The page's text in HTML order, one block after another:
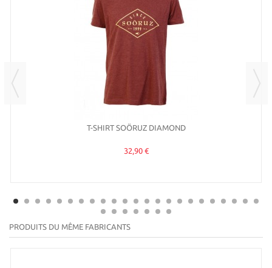
T-SHIRT SOÖRUZ DIAMOND
32,90 €
PRODUITS DU MÊME FABRICANTS